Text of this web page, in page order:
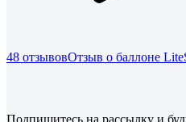
48 отзывовОтзыв о баллоне
Подпишитесь на рассылку и